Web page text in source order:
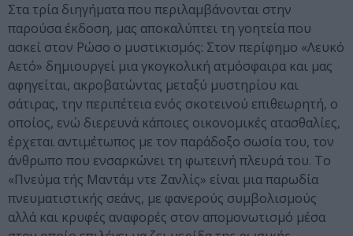
Στα τρία διηγήματα που περιλαμβάνονται στην
παρούσα έκδοση, μας αποκαλύπτει τη γοητεία που
ασκεί στον Ρώσο ο μυστικισμός: Στον περίφημο «Λευκό
Αετό» δημιουργεί μια γκογκολική ατμόσφαιρα και μας
αφηγείται, ακροβατώντας μεταξύ μυστηρίου και
σάτιρας, την περιπέτεια ενός σκοτεινού επιθεωρητή, ο
οποίος, ενώ διερευνά κάποιες οικονομικές ατασθαλίες,
έρχεται αντιμέτωπος με τον παράδοξο σωσία του, τον
άνθρωπο που ενσαρκώνει τη φωτεινή πλευρά του. Το
«Πνεύμα τής Μαντάμ ντε Ζανλίς» είναι μια παρωδία
πνευματιστικής σεάνς, με φανερούς συμβολισμούς
αλλά και κρυφές αναφορές στον απομονωτισμό μέσα